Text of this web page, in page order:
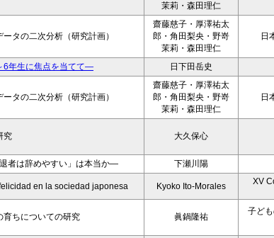
茉莉・森田理仁
タの二次分析（研究計画）
齋藤慈子・厚澤祐太
郎・角田梨央・野嵜
茉莉・森田理仁
日
6年生に焦点を当てて― 日下田岳史
タの二次分析（研究計画）
齋藤慈子・厚澤祐太
郎・角田梨央・野嵜
茉莉・森田理仁
日
究 大久保心
者は辞めやすい」は本当か―
下瀬川陽
en la sociedad japonesa Kyoko Ito-Morales
XV
育ちについての研究 眞鍋隆祐
子ど